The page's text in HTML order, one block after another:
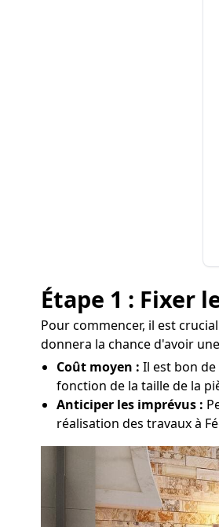
Étape 1 : Fixer
Pour commencer, il est
donnera la chance d'avoir
Coût moyen : Il est bon
fonction de la taille de la
Anticiper les imprévus :
réalisation des travaux à